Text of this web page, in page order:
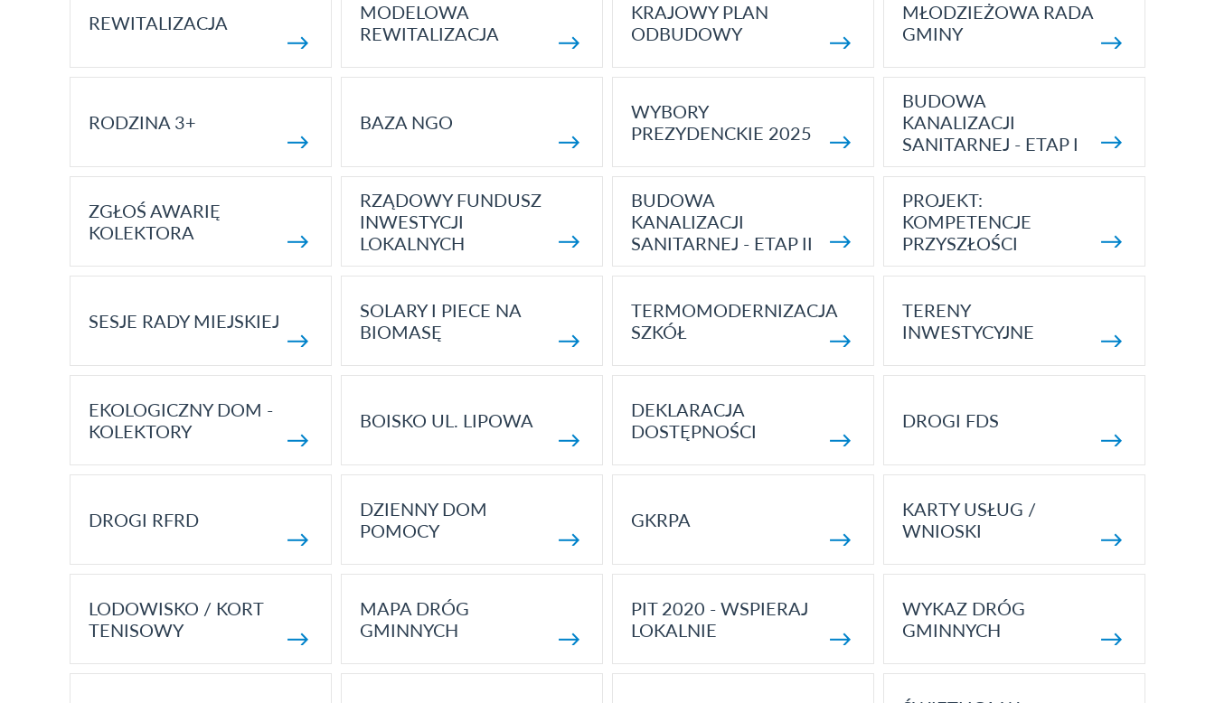
REWITALIZACJA
MODELOWA
REWITALIZACJA
KRAJOWY PLAN
ODBUDOWY
MŁODZIEŻOWA RADA
GMINY
RODZINA 3+ BAZA NGO
WYBORY
PREZYDENCKIE 2025
BUDOWA
KANALIZACJI
SANITARNEJ - ETAP I
ZGŁOŚ AWARIĘ
KOLEKTORA
RZĄDOWY FUNDUSZ
INWESTYCJI
LOKALNYCH
BUDOWA
KANALIZACJI
SANITARNEJ - ETAP II
PROJEKT:
KOMPETENCJE
PRZYSZŁOŚCI
SESJE RADY MIEJSKIEJ
SOLARY I PIECE NA
BIOMASĘ
TERMOMODERNIZACJA
SZKÓŁ
TERENY
INWESTYCYJNE
EKOLOGICZNY DOM -
KOLEKTORY
BOISKO UL. LIPOWA
DEKLARACJA
DOSTĘPNOŚCI
DROGI FDS
DROGI RFRD
DZIENNY DOM
POMOCY
GKRPA
KARTY USŁUG /
WNIOSKI
LODOWISKO / KORT
TENISOWY
MAPA DRÓG
GMINNYCH
PIT 2020 - WSPIERAJ
LOKALNIE
WYKAZ DRÓG
GMINNYCH